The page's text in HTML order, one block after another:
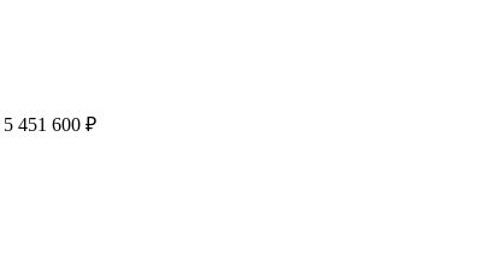
5 451 600 ₽